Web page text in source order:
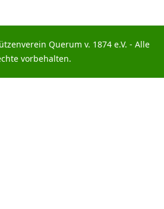
Querum v. 1874 e.V. - Alle
vorbehalten.